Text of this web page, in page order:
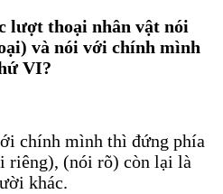
lượt thoại nhân vật nói
và nói với chính mình
VI?
chính mình thì đứng phía
riêng), (nói rõ) còn lại là
khác.